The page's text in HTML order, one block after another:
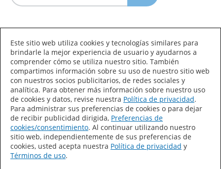
Declaración de accesibilidad
Mapa del sitio
Términos de uso
Privacidad
Sus preferencias de privacidad
Ley de Cadenas de Suministro de California
Este sitio web utiliza cookies y tecnologías similares para
brindarle la mejor experiencia de usuario y ayudarnos a
comprender cómo se utiliza nuestro sitio. También
compartimos información sobre su uso de nuestro sitio web
con nuestros socios publicitarios, de redes sociales y
analítica. Para obtener más información sobre nuestro uso
de cookies y datos, revise nuestra Política de privacidad.
Para administrar sus preferencias de cookies o para dejar
de recibir publicidad dirigida, Preferencias de
cookies/consentimiento. Al continuar utilizando nuestro
sitio web, independientemente de sus preferencias de
cookies, usted acepta nuestra Política de privacidad y
Términos de uso.